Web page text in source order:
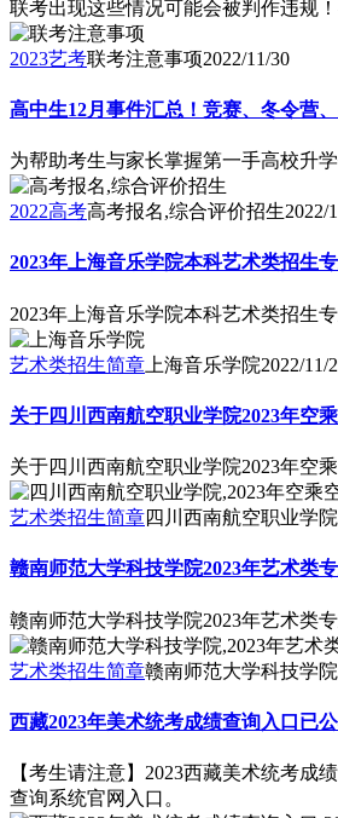
联考出现这些情况可能会被判作违规
2023艺考联考注意事项2022/11/30
高中生12月事件汇总！竞赛、冬令营
为帮助考生与家长掌握第一手高校升
2022高考高考报名,综合评价招生2022/
2023年上海音乐学院本科艺术类招生
2023年上海音乐学院本科艺术类招生
艺术类招生简章 上海音乐学院2022/11/
关于四川西南航空职业学院2023年空
关于四川西南航空职业学院2023年空
艺术类招生简章四川西南航空职业学
赣南师范大学科技学院2023年艺术类
赣南师范大学科技学院2023年艺术类
艺术类招生简章赣南师范大学科技学
西藏2023年美术统考成绩查询入口已
【考生请注意】2023西藏美术统考
查询系统官网入口。